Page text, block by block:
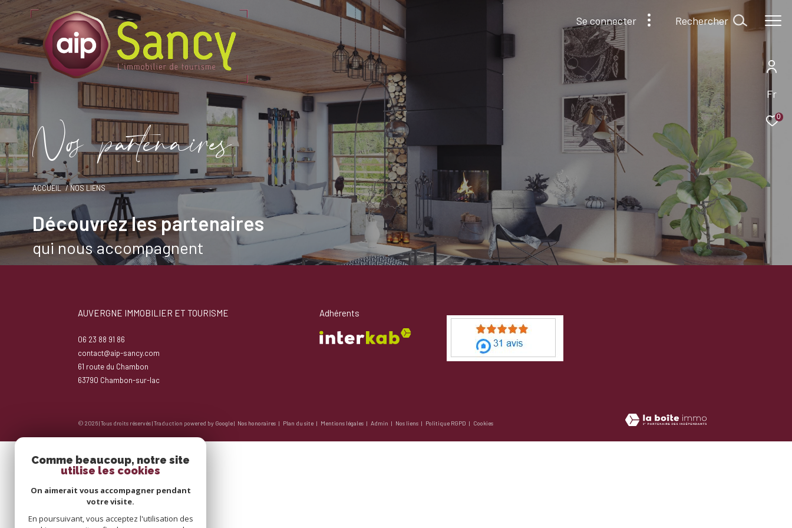
Fr
0
Se connecter Rechercher
No patenaie
ACCUEIL NOS LIENS
Découvrez les partenaires
qui nous accompagnent
AUVERGNE IMMOBILIER ET TOURISME
06 23 88 91 86
contact@aip-sancy.com
61 route du Chambon
63790
chambon-sur-lac
Adhérents
© 2026 | Tous droits réservés | Traduction powered by Google | Nos honoraires Plan du site Mentions légales Admin Nos liens Politique RGPD Cookies
Comme beaucoup, notre site
utilise les cookies
On aimerait vous accompagner pendant
votre visite.
En poursuivant, vous acceptez l'utilisation des